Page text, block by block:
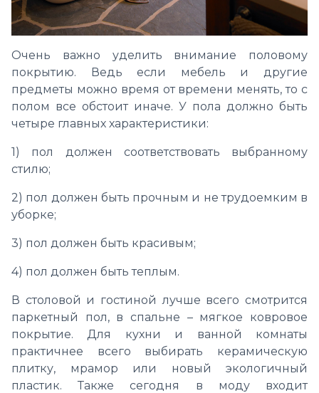
Очень важно уделить внимание половому
покрытию. Ведь если мебель и другие
предметы можно время от времени менять, то с
полом все обстоит иначе. У пола должно быть
четыре главных характеристики:
1) пол должен соответствовать выбранному
стилю;
2) пол должен быть прочным и не трудоемким в
уборке;
3) пол должен быть красивым;
4) пол должен быть теплым.
В столовой и гостиной лучше всего смотрится
паркетный пол, в спальне – мягкое ковровое
покрытие. Для кухни и ванной комнаты
практичнее всего выбирать керамическую
плитку, мрамор или новый экологичный
пластик. Также сегодня в моду входит